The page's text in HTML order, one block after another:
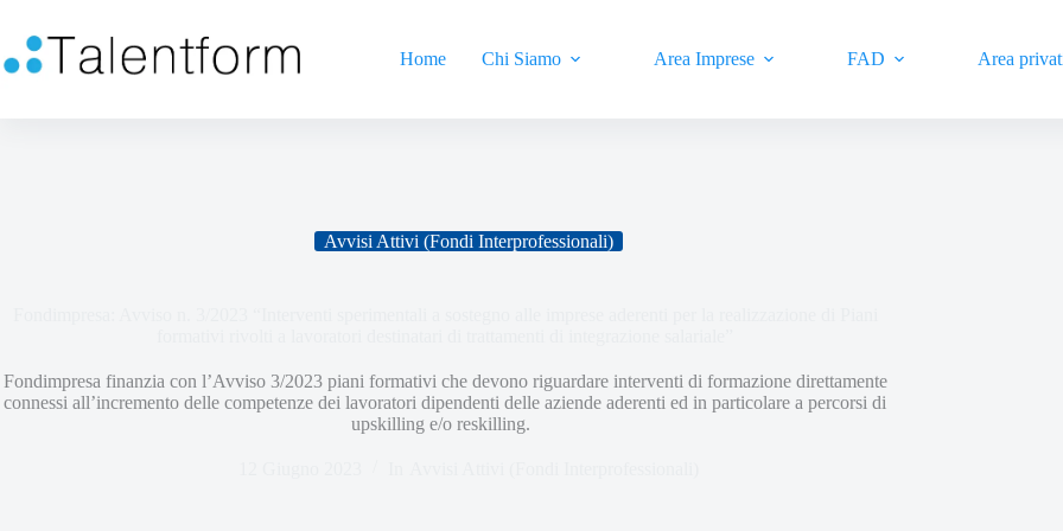
Home Chi Siamo Area Imprese FAD Area
Avvisi Attivi (Fondi Interprofessionali)
Fondimpresa finanzia con l’Avviso 3/2023 piani formativi che devono riguardare interventi di formazione direttamente
connessi all’incremento delle competenze dei lavoratori dipendenti delle aziende aderenti ed in particolare a percorsi di
upskilling e/o reskilling.